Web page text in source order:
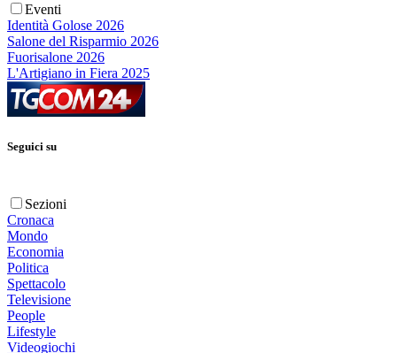
Eventi
Identità Golose 2026
Salone del Risparmio 2026
Fuorisalone 2026
L'Artigiano in Fiera 2025
Seguici su
Sezioni
Cronaca
Mondo
Economia
Politica
Spettacolo
Televisione
People
Lifestyle
Videogiochi